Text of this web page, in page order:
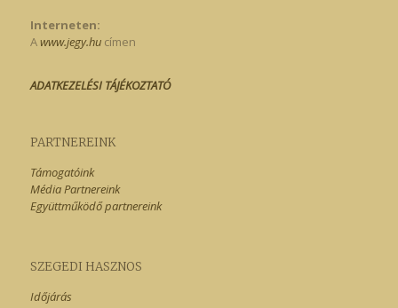
Interneten:
Awww.jegy.hucímen
ADATKEZELÉSI TÁJÉKOZTATÓ
PARTNEREINK
Támogatóink
Média Partnereink
Együttműködő partnereink
SZEGEDI HASZNOS
Időjárás